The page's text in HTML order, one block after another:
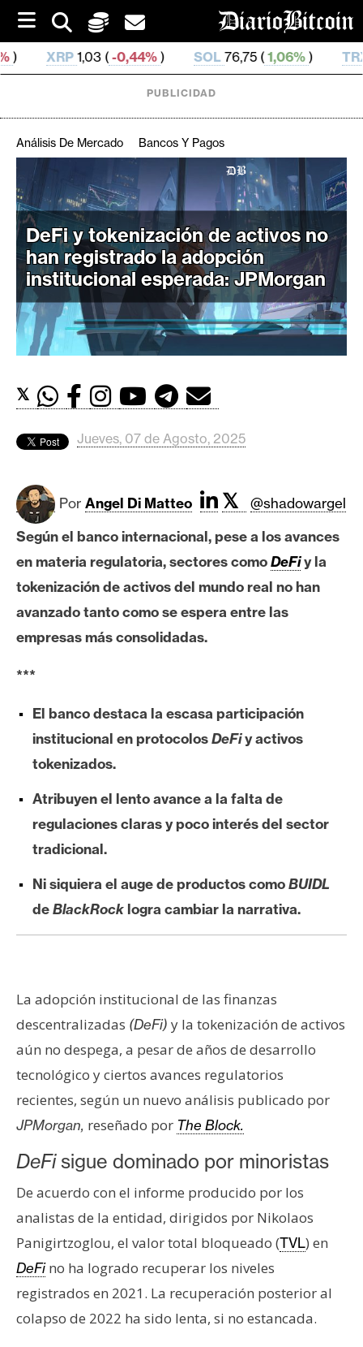
i
p
t
o
( -0,44%) SOL76,75 ( 1,06%) TRX0,329 776 (
C
r
i
p
t
o
M
e
d
s
B
t
c
o
i
h
e
r
u
m
I
A
á
l
s
i
s
N
t
a
s
e
P
r
PUBLICIDAD
Análisis De Mercado Bancos Y Pagos
DeFi y tokenización de activos no
han registrado la adopción
institucional esperada: JPMorgan
𝕏
Jueves, 07 de Agosto, 2025
Por Angel Di Matteo 𝕏
@shadowargel
Según el banco internacional, pese a los avances
en materia regulatoria, sectores comoDeFiy la
tokenización de activos del mundo real no han
avanzado tanto como se espera entre las
empresas más consolidadas.
***
El banco destaca la escasa participación
institucional en protocolosDeFiy activos
tokenizados.
Atribuyen el lento avance a la falta de
regulaciones claras y poco interés del sector
tradicional.
Ni siquiera el auge de productos comoBUIDL
deBlackRock logra cambiar la narrativa.
La adopción institucional de las finanzas
descentralizadas (DeFi) y la tokenización de activos
aún no despega, a pesar de años de desarrollo
tecnológico y ciertos avances regulatorios
recientes, según un nuevo análisis publicado por
JPMorgan, reseñado por The Block.
DeFisigue dominado por minoristas
De acuerdo con el informe producido por los
analistas de la entidad, dirigidos por Nikolaos
Panigirtzoglou, el valor total bloqueado (TVL) en
DeFino ha logrado recuperar los niveles
registrados en 2021. La recuperación posterior al
colapso de 2022 ha sido lenta, si no estancada.